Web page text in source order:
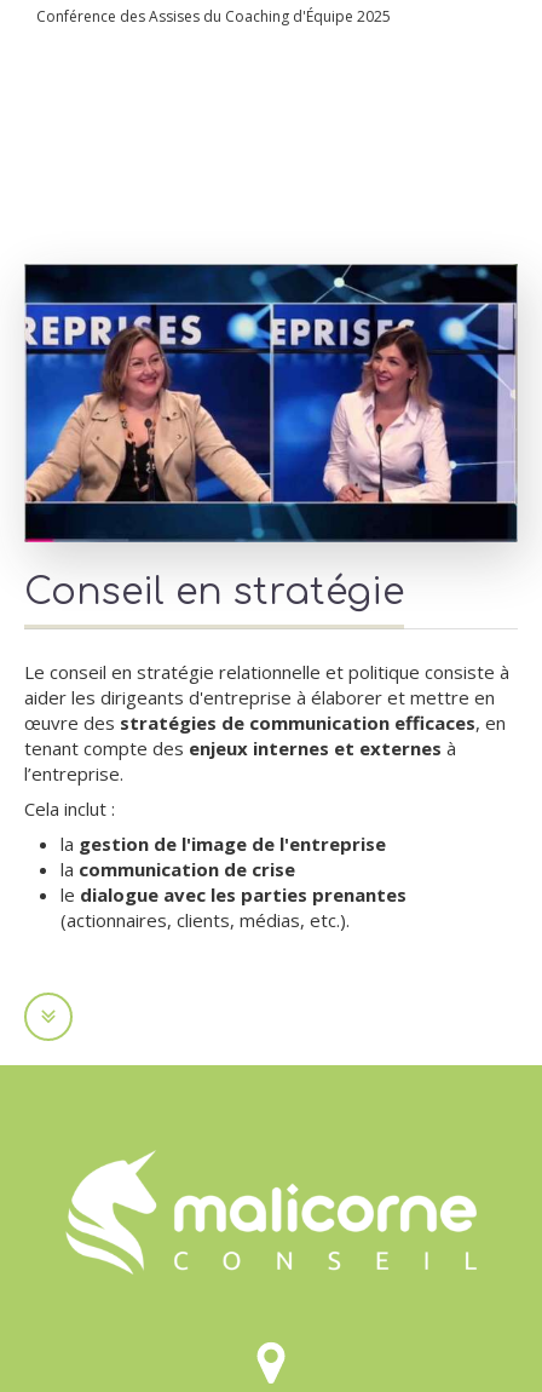
Conférence des Assises du Coaching d'Équipe 2025
Conseil en stratégie
Le conseil en stratégie relationnelle et politique consiste à
aider les dirigeants d'entreprise à élaborer et mettre en
œuvre des stratégies de communication efficaces, en
tenant compte des enjeux internes et externes à
l’entreprise.
Cela inclut :
la gestion de l'image de l'entreprise
la communication de crise
le dialogue avec les parties prenantes
(actionnaires, clients, médias, etc.).